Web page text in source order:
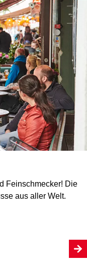
Feinschmecker! Die
aus aller Welt.